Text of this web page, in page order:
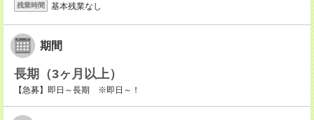
残業時間 基本残業なし
期間
長期（3ヶ月以上）
【急募】即日～長期 ※即日～！